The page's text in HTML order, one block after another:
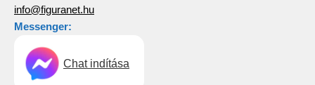
info@figuranet.hu
Messenger:
Chat indítása